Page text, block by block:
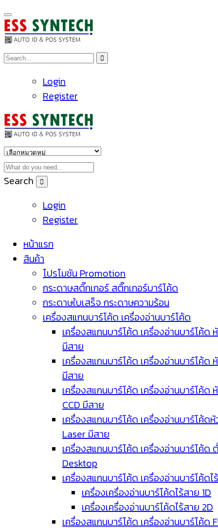
Login
Register
Search
Login
Register
หน้าแรก
สินค้า
โปรโมชัน Promotion
กระดาษสติ๊กเกอร์ สติ๊กเกอร์บาร์โค้ด
กระดาษใบเสร็จ กระดาษความร้อน
เครื่องสแกนบาร์โค้ด เครื่องอ่านบาร์โค้ด
เครื่องสแกนบาร์โค้ด เครื่องอ่านบาร์โค้ด
มีสาย
เครื่องสแกนบาร์โค้ด เครื่องอ่านบาร์โค้ด
มีสาย
เครื่องสแกนบาร์โค้ด เครื่องอ่านบาร์โค้ด
CCD มีสาย
เครื่องสแกนบาร์โค้ด เครื่องอ่านบาร์โค้ด
Laser มีสาย
เครื่องสแกนบาร์โค้ด เครื่องอ่านบาร์โค้ด
Desktop
เครื่องสแกนบาร์โค้ด เครื่องอ่านบาร์โค้ดไ
เครื่องเครื่องอ่านบาร์โค้ดไร้สาย 1D
เครื่องเครื่องอ่านบาร์โค้ดไร้สาย 2D
เครื่องสแกนบาร์โค้ด เครื่องอ่านบาร์โค้ด